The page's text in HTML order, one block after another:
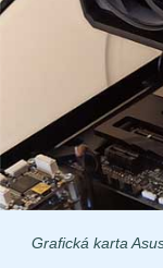
Grafická karta